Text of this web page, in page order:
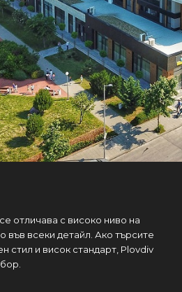
отличава с високо ниво на
във всеки детайл. Ако търсите
стил и висок стандарт, Plovdiv